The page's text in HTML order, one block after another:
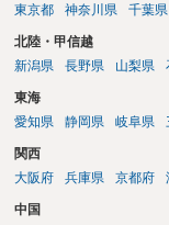
東京都
神奈川県 千葉県
北陸・甲信越
新潟県
長野県 山梨県
東海
愛知県
静岡県 岐阜県
関西
大阪府
兵庫県 京都府
中国